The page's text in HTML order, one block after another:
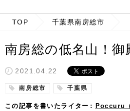
TOP 千葉県南房総市
南房総の低名山！
2021.04.22
南房総市 千葉県
この記事を書いたライター Poccuru